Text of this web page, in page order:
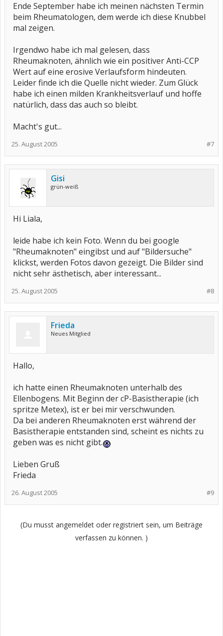
Ende September habe ich meinen nächsten Termin
beim Rheumatologen, dem werde ich diese Knubbel
mal zeigen.
Irgendwo habe ich mal gelesen, dass
Rheumaknoten, ähnlich wie ein positiver Anti-CCP
Wert auf eine erosive Verlaufsform hindeuten.
Leider finde ich die Quelle nicht wieder. Zum Glück
habe ich einen milden Krankheitsverlauf und hoffe
natürlich, dass das auch so bleibt.
Macht's gut...
#7
25. August 2005
Gisi
grün-weiß
Hi Liala,
leide habe ich kein Foto. Wenn du bei google
"Rheumaknoten" eingibst und auf "Bildersuche"
klickst, werden Fotos davon gezeigt. Die Bilder sind
nicht sehr ästhetisch, aber interessant...
#8
25. August 2005
Frieda
Neues Mitglied
Hallo,
ich hatte einen Rheumaknoten unterhalb des
Ellenbogens. Mit Beginn der cP-Basistherapie (ich
spritze Metex), ist er bei mir verschwunden.
Da bei anderen Rheumaknoten erst während der
Basistherapie entstanden sind, scheint es nichts zu
geben was es nicht gibt.
Lieben Gruß
Frieda
#9
26. August 2005
(Du musst angemeldet oder registriert sein, um Beiträge
verfassen zu können. )